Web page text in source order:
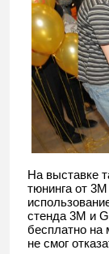
На выставке
тюнинга от
стенда 3М и
бесплатно на
не смог